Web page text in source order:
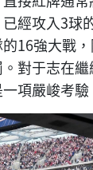
經攻入3球
16強大戰
對于志在
項嚴峻考驗